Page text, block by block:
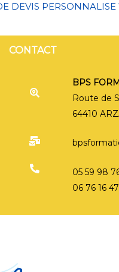
DEVIS PERSONNALISE
CONTACT
BPS
Route de
64410
05 59 98
06 76 16